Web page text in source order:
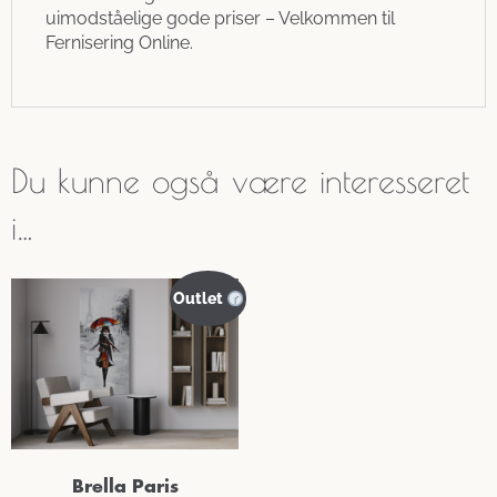
uimodståelige gode priser – Velkommen til
Fernisering Online.
Du kunne også være interesseret
i…
Outlet
Brella Paris